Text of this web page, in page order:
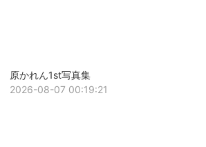
原かれん1st写真集
2026-08-07 00:19:21